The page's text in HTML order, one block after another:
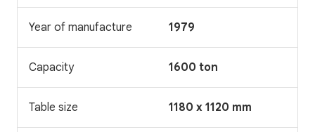
Year of manufacture 1979
Capacity 1600 ton
Table size 1180 x 1120 mm